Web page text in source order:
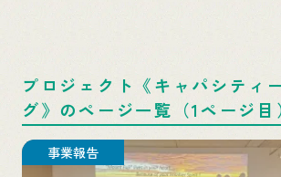
プロジェクト《キャパシティ
グ》のページ一覧（1ページ目
事業報告